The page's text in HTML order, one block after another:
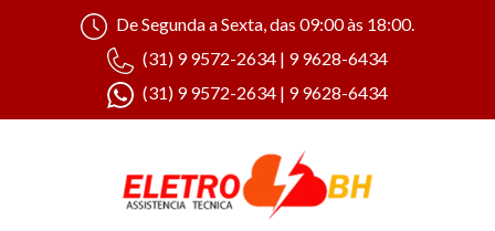
De Segunda a Sexta, das 09:00 às 18:00.
(31) 9 9572-2634 | 9 9628-6434
(31) 9 9572-2634 | 9 9628-6434